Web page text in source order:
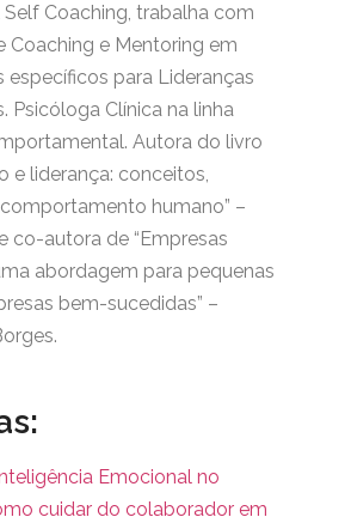
Self Coaching, trabalha com
Coaching e Mentoring em
específicos para Lideranças
Psicóloga Clínica na linha
Autora do livro
e liderança: conceitos,
humano” –
co-autora de “Empresas
abordagem para pequenas
bem-sucedidas” –
Emocional no
cuidar do colaborador em